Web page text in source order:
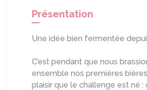
Présentation
Une idée bien fermentée
C’est pendant que nous
ensemble nos premières
plaisir que le challenge est né :